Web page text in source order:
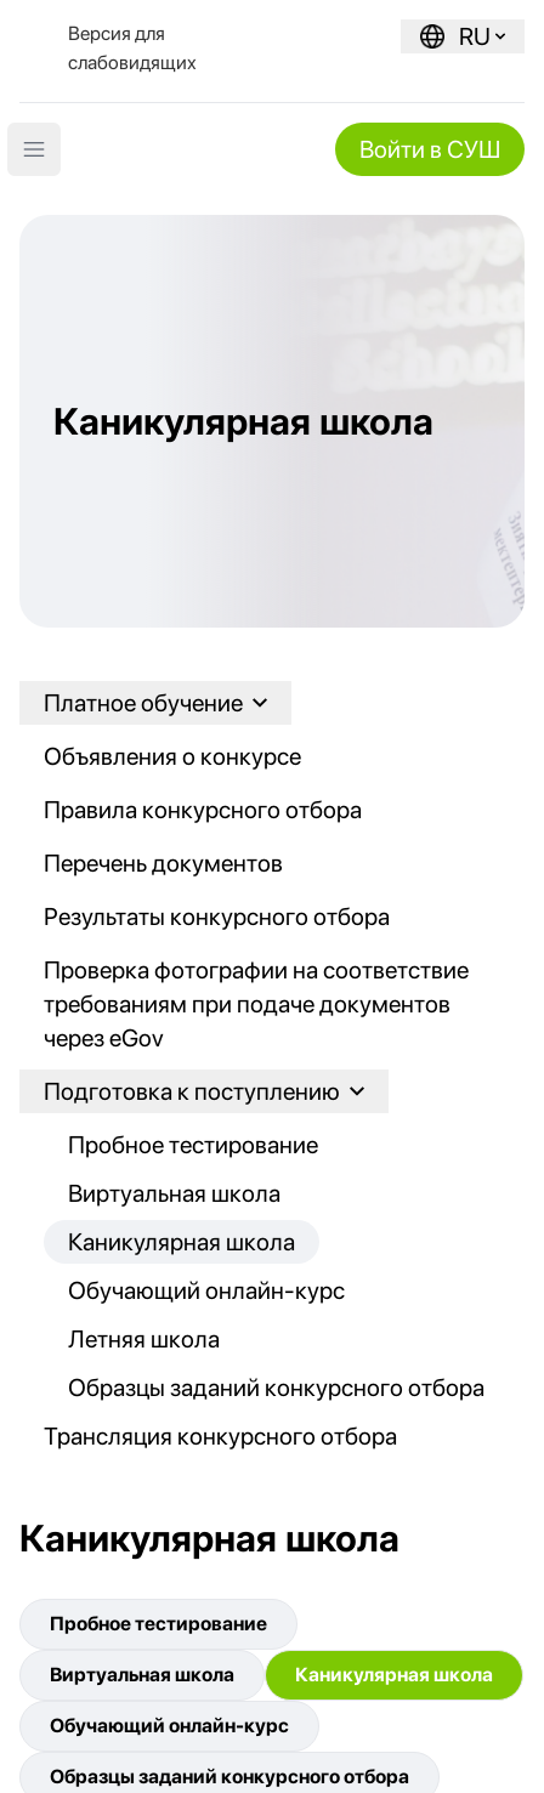
Версия для
слабовидящих
RU
Open main menu Войти в СУШ
Каникулярная школа
Платное обучение
Объявления о конкурсе
Правила конкурсного отбора
Перечень документов
Результаты конкурсного отбора
Проверка фотографии на соответствие
требованиям при подаче документов
через eGov
Подготовка к поступлению
Пробное тестирование
Виртуальная школа
Каникулярная школа
Обучающий онлайн-курс
Летняя школа
Образцы заданий конкурсного отбора
Трансляция конкурсного отбора
Каникулярная школа
Пробное тестирование
Виртуальная школа Каникулярная школа
Обучающий онлайн-курс
Образцы заданий конкурсного отбора